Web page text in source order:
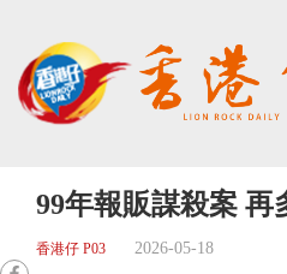
99年報販謀殺案 再
香港仔 P03 2026-05-18